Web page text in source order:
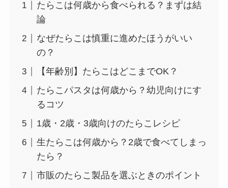
たらこは何歳から食べられる？まずは結
論
なぜたらこは慎重に進めたほうがいい
の？
【年齢別】たらこはどこまでOK？
たらこパスタは何歳から？幼児向けにす
るコツ
1歳・2歳・3歳向けのたらこレシピ
生たらこは何歳から？2歳で食べてしまっ
たら？
市販のたらこ製品を選ぶときのポイント